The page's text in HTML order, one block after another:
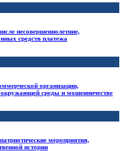
несовершеннолетние,
средств платежа
организации,
среды и мошенничестве
мероприятия,
истории